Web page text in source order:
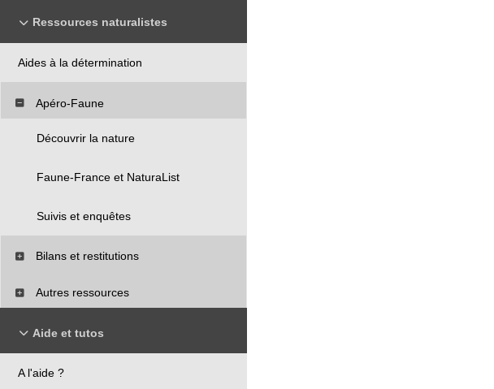
Ressources naturalistes
Aides à la détermination
Apéro-Faune
Découvrir la nature
Faune-France et NaturaList
Suivis et enquêtes
Bilans et restitutions
Autres ressources
Aide et tutos
A l'aide ?